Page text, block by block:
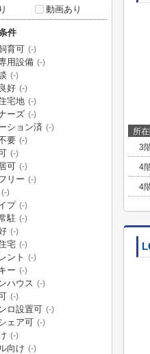
所
3
4
4
動画あり
件
育可 (-)
用設備 (-)
(-)
好 (-)
宅地 (-)
ーズ (-)
ション済 (-)
要 (-)
(-)
可 (-)
リー (-)
(-)
プ (-)
駐 (-)
(-)
宅 (-)
ント (-)
ー (-)
ハウス (-)
(-)
ロ設置可 (-)
ェア可 (-)
(-)
向け (-)